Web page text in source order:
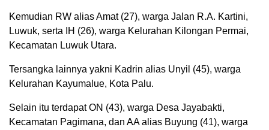
Kemudian RW alias Amat (27), warga Jalan R.A. Kartini,
Luwuk, serta IH (26), warga Kelurahan Kilongan Permai,
Kecamatan Luwuk Utara.
Tersangka lainnya yakni Kadrin alias Unyil (45), warga
Kelurahan Kayumalue, Kota Palu.
Selain itu terdapat ON (43), warga Desa Jayabakti,
Kecamatan Pagimana, dan AA alias Buyung (41), warga